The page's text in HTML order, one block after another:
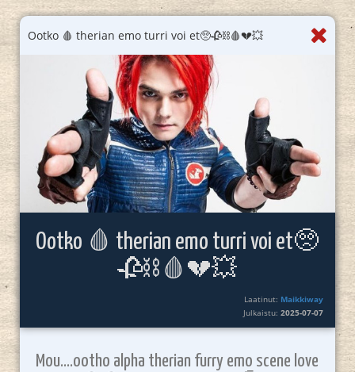
Ootko 🩸 therian emo turri voi et🥺🥀⛓️🩸💔💥
Ootko 🩸 therian emo turri voi et🥺
🥀⛓️🩸💔💥
Laatinut: Maikkiway
Julkaistu:2025-07-07
Mou....ootho alpha therian furry emo scene love